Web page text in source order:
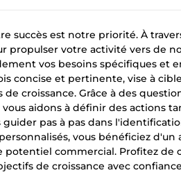
succès est notre priorité. À
propulser votre activité vers de
vos besoins spécifiques et
concise et pertinente, vise à
croissance. Grâce à des
aidons à définir des actions
pas à pas dans
vous bénéficiez
potentiel commercial. Profitez de
de croissance avec